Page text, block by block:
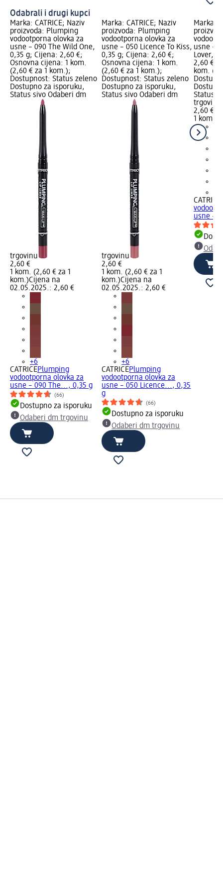
Odabrali i drugi kupci
Marka: CATRICE; Naziv
proizvoda: Plumping
vodootporna olovka za
usne – 090 The Wild One,
0,35 g; Cijena: 2,60 €;
Osnovna cijena: 1 kom.
(2,60 € za 1 kom.);
Dostupnost: Status zeleno
Dostupno za isporuku,
Status sivo Odaberi dm
trgovinu
2,60 €
1 kom. (2,60 € za 1
kom.)Cijena na
02.05.2025.: 2,60 €
+6
CATRICEPlumping
vodootporna olovka za
usne – 090 The..., 0,35 g
(66)
Dostupno za isporuku
Odaberi dm trgovinu
Marka: CATRICE; Naziv
proizvoda: Plumping
vodootporna olovka za
usne – 050 Licence To Kiss,
0,35 g; Cijena: 2,60 €;
Osnovna cijena: 1 kom.
(2,60 € za 1 kom.);
Dostupnost: Status zeleno
Dostupno za isporuku,
Status sivo Odaberi dm
trgovinu
2,60 €
1 kom. (2,60 € za 1
kom.)Cijena na
02.05.2025.: 2,60 €
+6
CATRICEPlumping
vodootporna olovka za
usne – 050 Licence..., 0,35
g
(66)
Dostupno za isporuku
Odaberi dm trgovinu
Marka:
usne –
Lover,
2,60 €;
kom.
Status
trgovinu
2,60 €
1 kom.
CATRICE
usne –